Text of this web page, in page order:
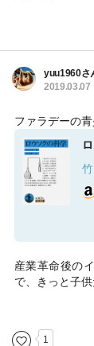
yuu1960さ
2019.03.07
ファラデーの
産業革命後の
で、きっと子
1